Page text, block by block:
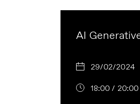
AI
29/02/2024
18:00 / 20:00